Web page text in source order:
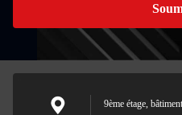
9ème étage,